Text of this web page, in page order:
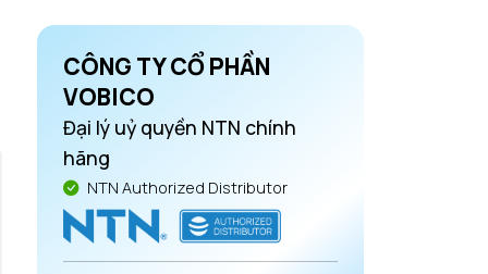
CÔNG TY CỔ PHẦN
VOBICO
Đại lý uỷ quyền NTN chính
hãng
NTN Authorized Distributor